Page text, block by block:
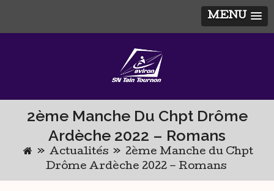
MENU
2ème Manche Du Chpt Drôme
Ardèche 2022 – Romans
» Actualités » 2ème Manche du Chpt
Drôme Ardèche 2022 – Romans